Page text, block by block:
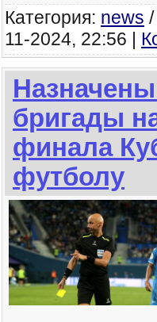
Категория: news
11-2024, 22:56 |
бригады
финала
футболу